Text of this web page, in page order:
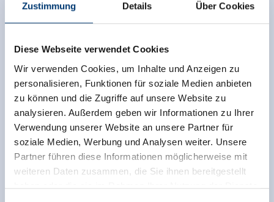
Zustimmung Details Über Cookies
Diese Webseite verwendet Cookies
Wir verwenden Cookies, um Inhalte und Anzeigen zu
personalisieren, Funktionen für soziale Medien anbieten
zu können und die Zugriffe auf unsere Website zu
analysieren. Außerdem geben wir Informationen zu Ihrer
Verwendung unserer Website an unsere Partner für
soziale Medien, Werbung und Analysen weiter. Unsere
Partner führen diese Informationen möglicherweise mit
weiteren Daten zusammen, die Sie ihnen bereitgestellt
haben oder die sie im Rahmen Ihrer Nutzung der Dienste
Diese Unterkunft wurde außerhalb des
Buchungssystems bewertet. TrustYou sammelt diese
Bewertungen und errechnet einen Durchschnitt der
Bewertungsresultate.